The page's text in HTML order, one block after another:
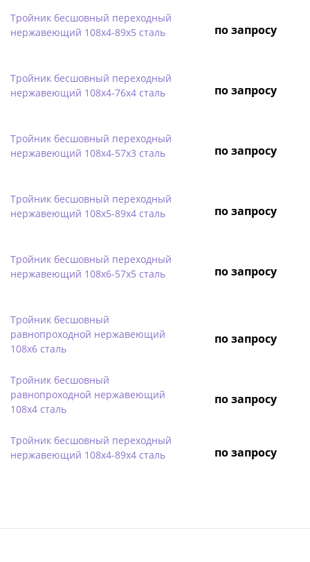
Тройник бесшовный переходный
нержавеющий 108х4-89х5 сталь
по запросу
Тройник бесшовный переходный
нержавеющий 108х4-76х4 сталь
по запросу
Тройник бесшовный переходный
нержавеющий 108х4-57х3 сталь
по запросу
Тройник бесшовный переходный
нержавеющий 108х5-89х4 сталь
по запросу
Тройник бесшовный переходный
нержавеющий 108х6-57х5 сталь
по запросу
Тройник бесшовный
равнопроходной нержавеющий
108х6 сталь
по запросу
Тройник бесшовный
равнопроходной нержавеющий
108х4 сталь
по запросу
Тройник бесшовный переходный
нержавеющий 108х4-89х4 сталь
по запросу